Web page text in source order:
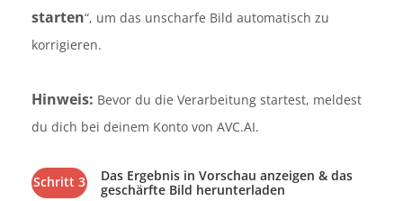
starten“, um das unscharfe Bild automatisch zu
korrigieren.
Hinweis: Bevor du die Verarbeitung startest, meldest
du dich bei deinem Konto von AVC.AI.
Schritt 3
Das Ergebnis in Vorschau anzeigen & das
geschärfte Bild herunterladen